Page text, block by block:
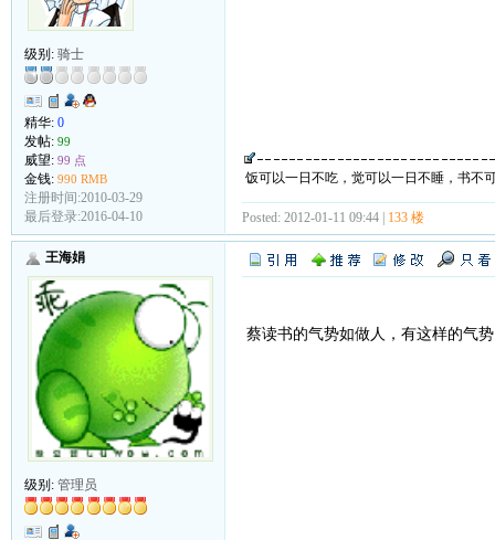
级别: 骑士
精华: 0
发帖: 99
威望: 99 点
金钱: 990 RMB
注册时间:2010-03-29
最后登录:2016-04-10
饭可以一日不吃，觉可以一日不睡，书不
Posted: 2012-01-11 09:44 | 133 楼
王海娟
级别: 管理员
蔡读书的气势如做人，有这样的气